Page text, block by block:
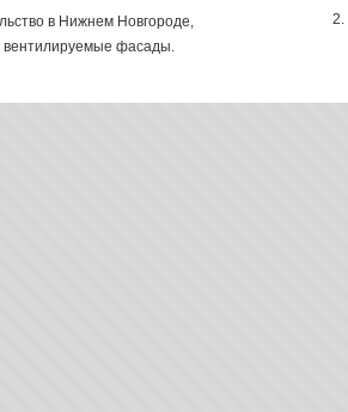
в Нижнем Новгороде,
вентилируемые фасады.
2.